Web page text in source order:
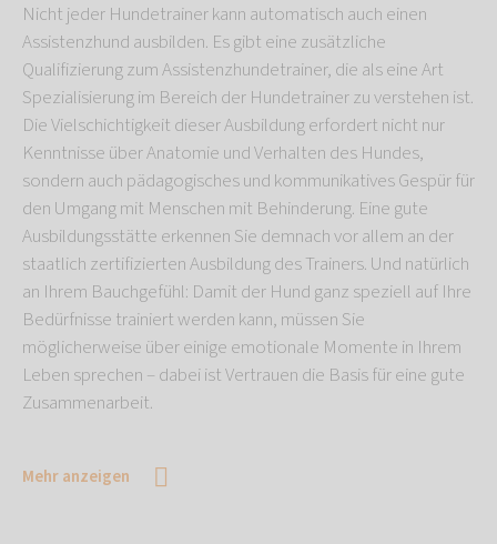
Nicht jeder Hundetrainer kann automatisch auch einen
Assistenzhund ausbilden. Es gibt eine zusätzliche
Qualifizierung zum Assistenzhundetrainer, die als eine Art
Spezialisierung im Bereich der Hundetrainer zu verstehen ist.
Die Vielschichtigkeit dieser Ausbildung erfordert nicht nur
Kenntnisse über Anatomie und Verhalten des Hundes,
sondern auch pädagogisches und kommunikatives Gespür für
den Umgang mit Menschen mit Behinderung. Eine gute
Ausbildungsstätte erkennen Sie demnach vor allem an der
staatlich zertifizierten Ausbildung des Trainers. Und natürlich
an Ihrem Bauchgefühl: Damit der Hund ganz speziell auf Ihre
Bedürfnisse trainiert werden kann, müssen Sie
möglicherweise über einige emotionale Momente in Ihrem
Leben sprechen – dabei ist Vertrauen die Basis für eine gute
Zusammenarbeit.
Mehr anzeigen